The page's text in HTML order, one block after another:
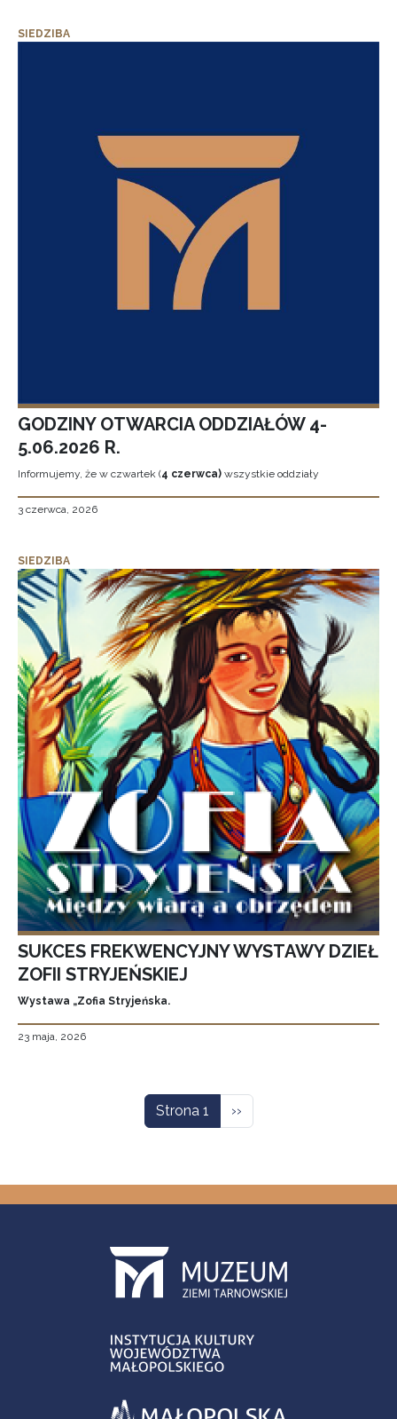
SIEDZIBA
GODZINY OTWARCIA ODDZIAŁÓW 4-
5.06.2026 R.
Informujemy, że w czwartek (4 czerwca) wszystkie oddziały
3 czerwca, 2026
SIEDZIBA
SUKCES FREKWENCYJNY WYSTAWY DZIEŁ
ZOFII STRYJEŃSKIEJ
Wystawa „Zofia Stryjeńska.
23 maja, 2026
Strona 1 Następna strona
››